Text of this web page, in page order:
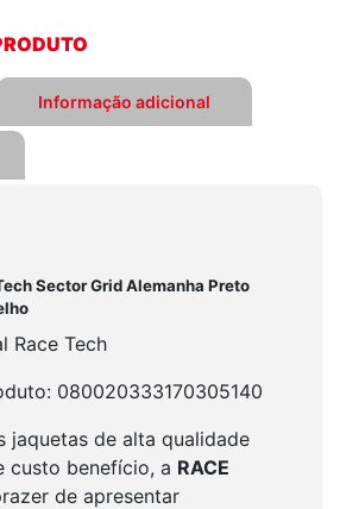
Informação adicional
Sector Grid Alemanha Preto
Race Tech
080020333170305140
jaquetas de alta qualidade
custo benefício, a RACE
de apresentar